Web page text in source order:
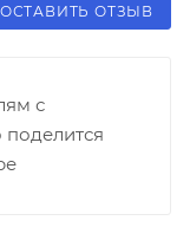
ОСТАВИТЬ ОТЗЫВ
с